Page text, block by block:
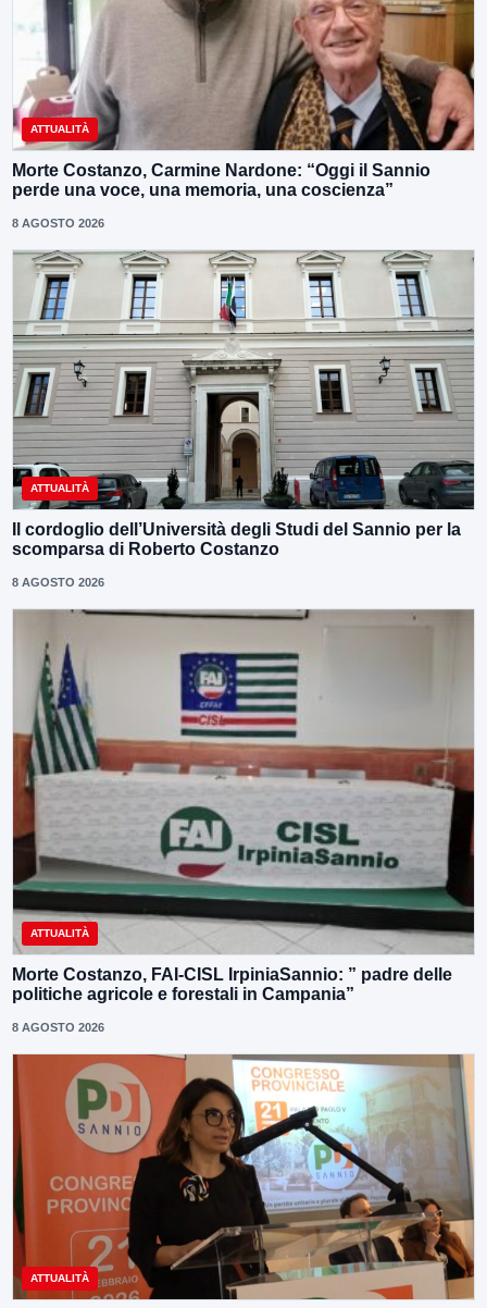
ATTUALITÀ
Morte Costanzo, Carmine Nardone: “Oggi il Sannio
perde una voce, una memoria, una coscienza”
8 AGOSTO 2026
ATTUALITÀ
Il cordoglio dell’Università degli Studi del Sannio per la
scomparsa di Roberto Costanzo
8 AGOSTO 2026
ATTUALITÀ
Morte Costanzo, FAI-CISL IrpiniaSannio: ” padre delle
politiche agricole e forestali in Campania”
8 AGOSTO 2026
ATTUALITÀ